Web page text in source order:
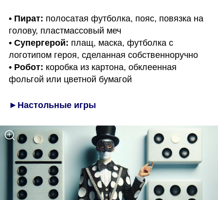
• Пират: полосатая футболка, пояс, повязка на
голову, пластмассовый меч
• Супергерой: плащ, маска, футболка с
логотипом героя, сделанная собственноручно
• Робот: коробка из картона, обклеенная
фольгой или цветной бумагой
►Настольные игры